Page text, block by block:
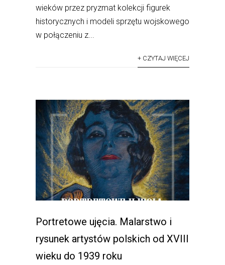
wieków przez pryzmat kolekcji figurek
historycznych i modeli sprzętu wojskowego
w połączeniu z...
+ CZYTAJ WIĘCEJ
Portretowe ujęcia. Malarstwo i
rysunek artystów polskich od XVIII
wieku do 1939 roku